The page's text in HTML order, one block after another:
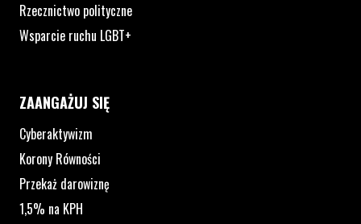
Rzecznictwo polityczne
Wsparcie ruchu LGBT+
ZAANGAŻUJ SIĘ
Cyberaktywizm
Korony Równości
Przekaż darowiznę
1,5% na KPH